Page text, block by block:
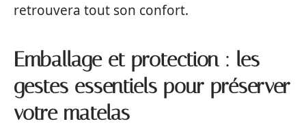
retrouvera tout son confort.
Emballage et protection : les
gestes essentiels pour préserver
votre matelas